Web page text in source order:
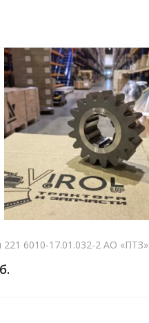
221 6010-17.01.032-2 АО «ПТЗ»